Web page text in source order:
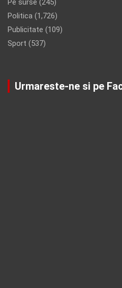
Pe surse (245)
Politica (1,726)
Publicitate (109)
Sport (537)
Urmareste-ne si pe